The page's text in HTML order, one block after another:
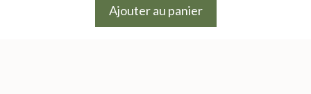
actuel
Ajouter au panier